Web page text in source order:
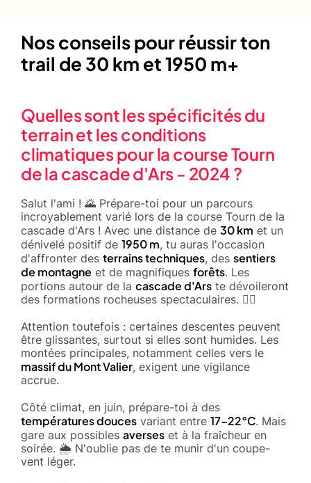
Nos conseils pour réussir ton
trail de 30 km et 1950 m+
Quelles sont les spécificités du
terrain et les conditions
climatiques pour la course Tourn
de la cascade d'Ars - 2024 ?
Salut l'ami ! 🌄 Prépare-toi pour un parcours
incroyablement varié lors de la course Tourn de la
cascade d'Ars ! Avec une distance de 30 km et un
dénivelé positif de 1950 m, tu auras l'occasion
d'affronter des terrains techniques, des sentiers
de montagne et de magnifiques forêts. Les
portions autour de la cascade d'Ars te dévoileront
des formations rocheuses spectaculaires. 🚵‍♂️
Attention toutefois : certaines descentes peuvent
être glissantes, surtout si elles sont humides. Les
montées principales, notamment celles vers le
massif du Mont Valier, exigent une vigilance
accrue.
Côté climat, en juin, prépare-toi à des
températures douces variant entre 17-22°C. Mais
gare aux possibles averses et à la fraîcheur en
soirée. 🌦️ N'oublie pas de te munir d'un coupe-
vent léger.